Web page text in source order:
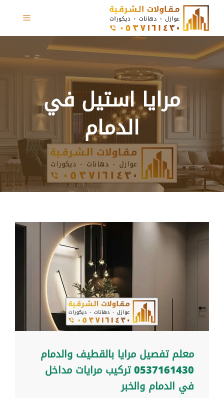
انتقل
المحتوى
القائمة
مرايا استيل في
الدمام
معلم تفصيل مرايا بالقطيف والدمام
0537161430 تركيب مرايات مداخل
في الدمام والخبر